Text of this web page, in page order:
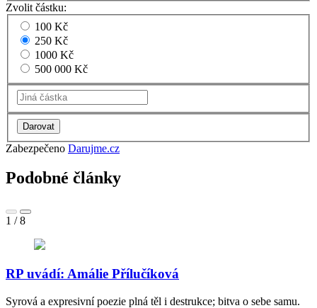
Zvolit částku:
100 Kč
250 Kč
1000 Kč
500 000 Kč
Zabezpečeno Darujme.cz
Podobné články
1 /8
RP uvádí: Amálie Přílučíková
Syrová a expresivní poezie plná těl i destrukce; bitva o sebe samu.